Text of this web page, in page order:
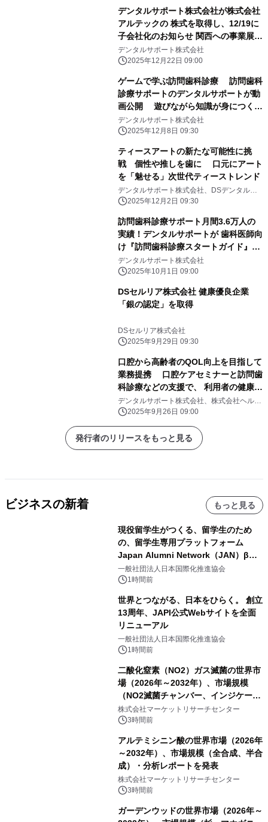
デンタルサポート株式会社が株式会社
アルテックの 株式を取得し、12/19に
子会社化のお知らせ 関西への事業展開
およびシステムエンジニア100名超に
体制強化
デンタルサポート株式会社
2025年12月22日 09:00
ゲームで学ぶ訪問歯科診療 訪問歯科
診療サポートのデンタルサポートが動
画公開 遊びながら知識が身につく
「訪問歯科診療トレーディングカー
ド」
デンタルサポート株式会社
2025年12月8日 09:30
ティースアートの新たな可能性に挑
戦 個性や推しを歯に 口元にアート
を「魅せる」次世代ティーストレンド
デンタルサポート株式会社、DSデンタルス
タジオ株式会社
2025年12月2日 09:30
訪問歯科診療サポート月間3.6万人の
実績！デンタルサポートが 歯科医師向
け『訪問歯科診療スタートガイド』を
無料配布開始
デンタルサポート株式会社
2025年10月1日 09:00
DSセルリア株式会社 健康優良企業
「銀の認定」を取得
DSセルリア株式会社
2025年9月29日 09:30
口腔から高齢者のQOL向上を目指して
業務提携 口腔ケアセミナーと訪問歯
科診療などの支援で、 利用者の健康寿
命延伸に寄与
デンタルサポート株式会社、株式会社ヘルシ
ーサービス
2025年9月26日 09:00
発行者のリリースをもっと見る
ビジネスの新着 もっと見る
現役留学生がつくる、留学生のため
の、留学生専用プラットフォーム
Japan Alumni Network（JAN）β版
をリリース
一般社団法人日本国際化推進協会
1時間前
世界とつながる、日本をひらく。 創立
13周年、JAPI公式Webサイトを全面
リニューアル
一般社団法人日本国際化推進協会
1時間前
二酸化窒素（NO2）ガス滅菌の世界市
場（2026年～2032年）、市場規模
（NO2滅菌チャンバー、インジケータ
ーおよびモニタリングシステム、その
他）・分析レポートを発表
株式会社マーケットリサーチセンター
3時間前
アルテミシニン酸の世界市場（2026年
～2032年）、市場規模（全合成、半合
成）・分析レポートを発表
株式会社マーケットリサーチセンター
3時間前
ガーデンウッドの世界市場（2026年～